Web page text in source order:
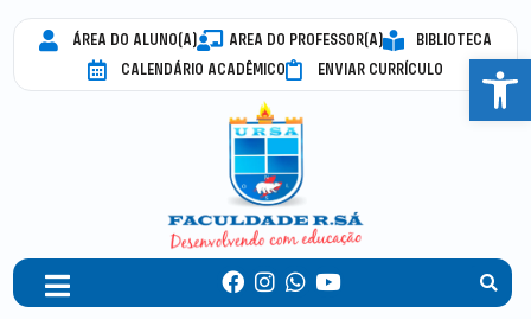
ÁREA DO ALUNO(A) AREA DO PROFESSOR(A)
BIBLIOTECA
CALENDÁRIO ACADÊMICO
ENVIAR CURRÍCULO Abrir